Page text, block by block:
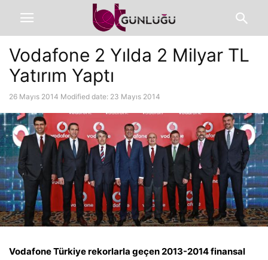
Vodafone 2 Yılda 2 Milyar TL
Yatırım Yaptı
26 Mayıs 2014 Modified date: 23 Mayıs 2014
Vodafone Türkiye rekorlarla geçen 2013-2014 finansal